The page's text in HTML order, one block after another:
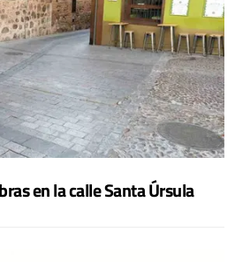
en la calle Santa Úrsula